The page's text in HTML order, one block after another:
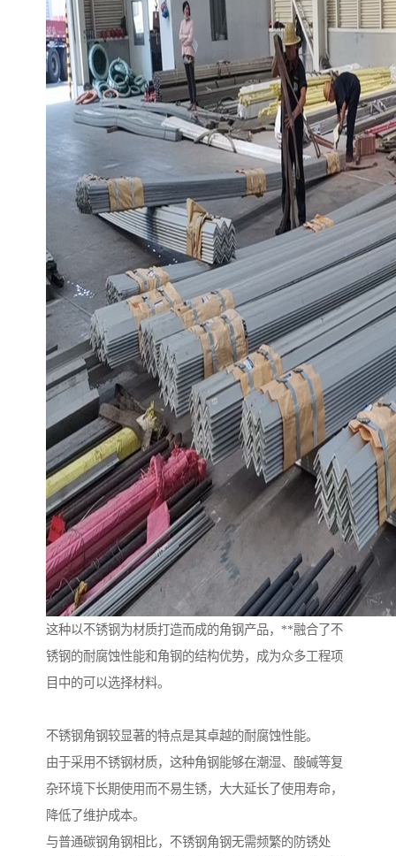
这种以不锈钢为材质打造而成的角钢产品，**融合了不
锈钢的耐腐蚀性能和角钢的结构优势，成为众多工程项
目中的可以选择材料。
不锈钢角钢较显著的特点是其卓越的耐腐蚀性能。
由于采用不锈钢材质，这种角钢能够在潮湿、酸碱等复
杂环境下长期使用而不易生锈，大大延长了使用寿命，
降低了维护成本。
与普通碳钢角钢相比，不锈钢角钢无需频繁的防锈处